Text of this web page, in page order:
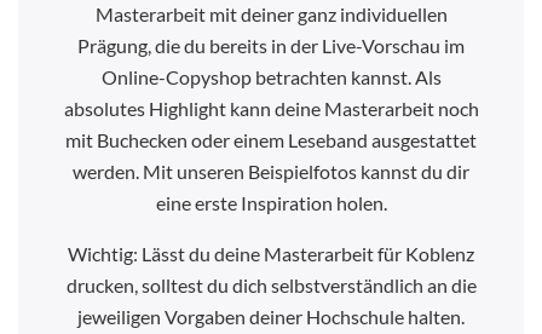
Masterarbeit mit deiner ganz individuellen
Prägung, die du bereits in der Live-Vorschau im
Online-Copyshop betrachten kannst. Als
absolutes Highlight kann deine Masterarbeit noch
mit Buchecken oder einem Leseband ausgestattet
werden. Mit unseren Beispielfotos kannst du dir
eine erste Inspiration holen.
Wichtig: Lässt du deine Masterarbeit für Koblenz
drucken, solltest du dich selbstverständlich an die
jeweiligen Vorgaben deiner Hochschule halten.